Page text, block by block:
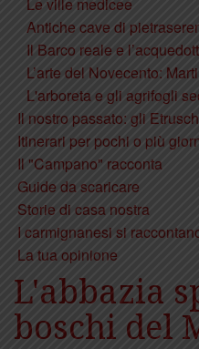
Le ville medicee
Antiche cave di
Il Barco reale e
L’arte del Novecento:
L'arboreta e gli agrifogli
Il nostro passato: gli
Itinerari per pochi o più
Il "Campano" racconta
Guide da scaricare
Storie di casa nostra
I carmignanesi si
La tua opinione
L'abbazia
boschi del